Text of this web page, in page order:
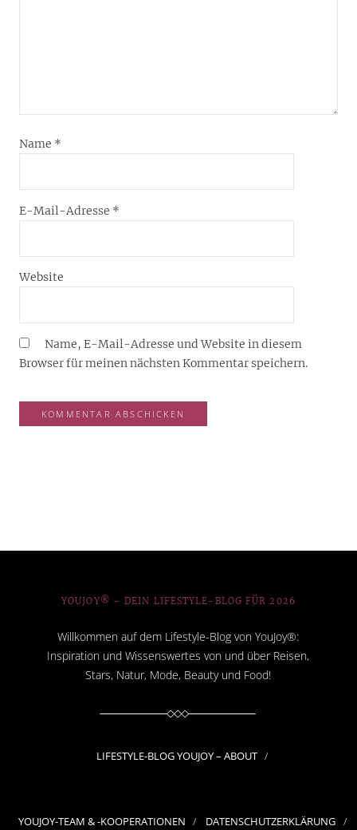
Name *
E-Mail-Adresse *
Website
Name, E-Mail-Adresse und Website in diesem
Browser für meinen nächsten Kommentar speichern.
YOUJOY® – DEIN LIFESTYLE-BLOG FÜR 2026
Willkommen auf dem Lifestyle-Blog von YouJoy®:
Inspiration und Wissenswertes von und über Reisen,
Stars, Natur, Mode, Beauty und Food!
LIFESTYLE-BLOG YOUJOY – ABOUT
YOUJOY-TEAM & -KOOPERATIONEN DATENSCHUTZERKLÄRUNG